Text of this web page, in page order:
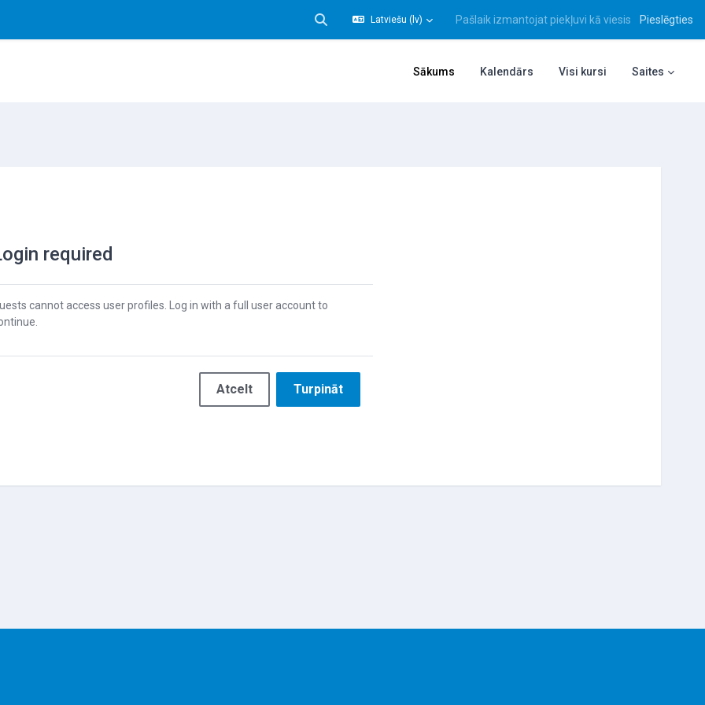
Pārslēgt meklēšanas ievadi
Latviešu ‎(lv)‎ Pašlaik izmantojat piekļuvi kā viesis Pieslēgties
Sākums Kalendārs Visi kursi Saites
required
cannot access user profiles. Log in with a full user account to
Atcelt Turpināt